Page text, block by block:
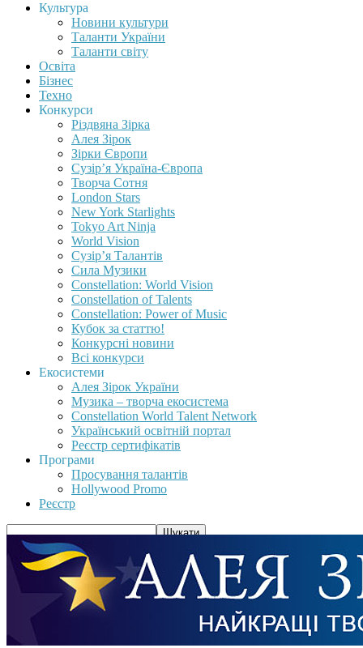
Культура
Новини культури
Таланти України
Таланти світу
Освіта
Бізнес
Техно
Конкурси
Різдвяна Зірка
Алея Зірок
Зірки Європи
Сузір’я Україна-Європа
Творча Сотня
London Stars
New York Starlights
Tokyo Art Ninja
World Vision
Сузір’я Талантів
Сила Музики
Constellation: World Vision
Constellation of Talents
Constellation: Power of Music
Кубок за статтю!
Конкурсні новини
Всі конкурси
Екосистеми
Алея Зірок України
Музика – творча екосистема
Constellation World Talent Network
Український освітній портал
Реєстр сертифікатів
Програми
Просування талантів
Hollywood Promo
Реєстр